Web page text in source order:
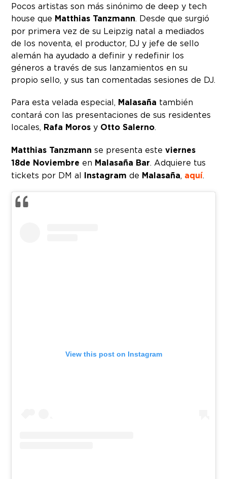
Pocos artistas son más sinónimo de deep y tech
house que Matthias Tanzmann. Desde que surgió
por primera vez de su Leipzig natal a mediados
de los noventa, el productor, DJ y jefe de sello
alemán ha ayudado a definir y redefinir los
géneros a través de sus lanzamientos en su
propio sello, y sus tan comentadas sesiones de DJ.
Para esta velada especial, Malasaña también
contará con las presentaciones de sus residentes
locales, Rafa Moros y Otto Salerno.
Matthias Tanzmann se presenta esteviernes
18de Noviembre en Malasaña Bar. Adquiere tus
tickets por DM al Instagram de Malasaña, aquí.
View this post on Instagram